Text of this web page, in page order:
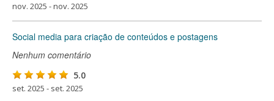
nov. 2025 - nov. 2025
Social media para criação de conteúdos e postagens
Nenhum comentário
5.0
set. 2025 - set. 2025